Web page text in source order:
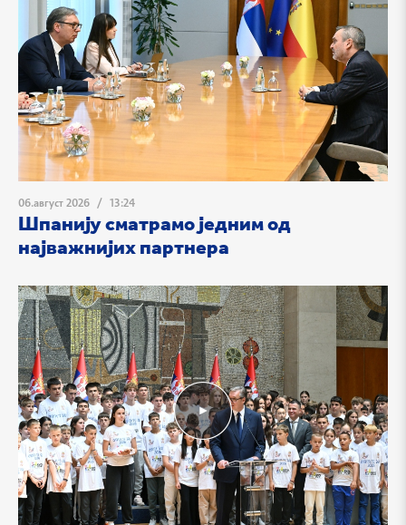
06.август 2026 / 13:24
Шпанију сматрамо једним од
најважнијих партнера